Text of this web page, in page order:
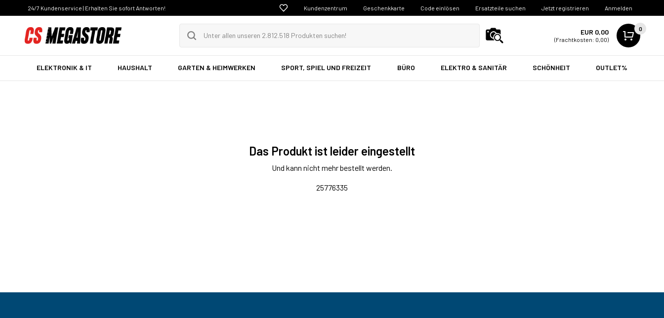
24/7 Kundenservice | Erhalten Sie sofort Antworten! Kundenzentrum Geschenkkarte Code einlösen Ersatzteile suchen Jetzt registrieren Anmelden
EUR 0,00
(Frachtkosten: 0,00)
0
ELEKTRONIK & IT HAUSHALT GARTEN & HEIMWERKEN SPORT, SPIEL UND FREIZEIT BÜRO ELEKTRO & SANITÄR SCHÖNHEIT OUTLET%
Das Produkt ist leider eingestellt
Und kann nicht mehr bestellt werden.
25776335